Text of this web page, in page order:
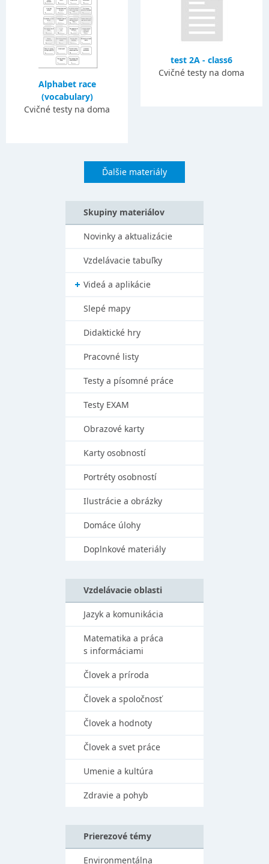
Alphabet race
(vocabulary)
Cvičné testy na doma
test 2A - class6
Cvičné testy na doma
Ďalšie materiály
Skupiny materiálov
Novinky a aktualizácie
Vzdelávacie tabuľky
Videá a aplikácie
Slepé mapy
Didaktické hry
Pracovné listy
Testy a písomné práce
Testy EXAM
Obrazové karty
Karty osobností
Portréty osobností
Ilustrácie a obrázky
Domáce úlohy
Doplnkové materiály
Vzdelávacie oblasti
Jazyk a komunikácia
Matematika a práca
s informáciami
Človek a príroda
Človek a spoločnosť
Človek a hodnoty
Človek a svet práce
Umenie a kultúra
Zdravie a pohyb
Prierezové témy
Environmentálna